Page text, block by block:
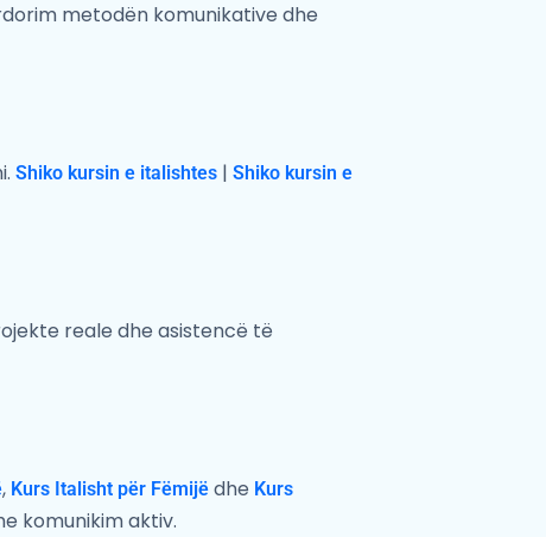
metodën komunikative dhe
Shiko kursin e italishtes | Shiko kursin e
reale dhe asistencë të
, Kurs Italisht për Fëmijë dhe Kurs
komunikim aktiv.